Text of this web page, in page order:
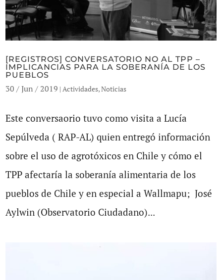
[REGISTROS] CONVERSATORIO NO AL TPP –
IMPLICANCIAS PARA LA SOBERANÍA DE LOS
PUEBLOS
30 / Jun / 2019 |Actividades,Noticias
Este conversaorio tuvo como visita a Lucía
Sepúlveda ( RAP-AL) quien entregó información
sobre el uso de agrotóxicos en Chile y cómo el
TPP afectaría la soberanía alimentaria de los
pueblos de Chile y en especial a Wallmapu; José
Aylwin (Observatorio Ciudadano)...